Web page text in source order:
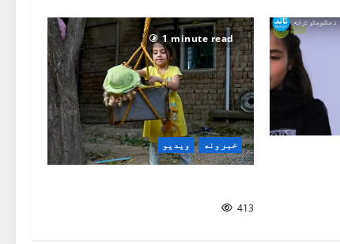
1 minute read
خبرونه ویدیو
413